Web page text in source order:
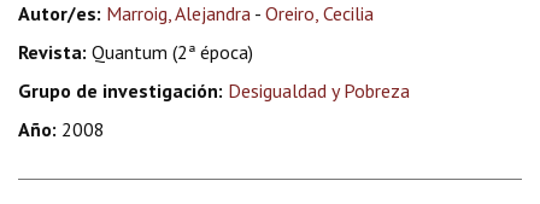
Autor/es: Marroig, Alejandra - Oreiro, Cecilia
Revista: Quantum (2ª época)
Grupo de investigación: Desigualdad y Pobreza
Año: 2008